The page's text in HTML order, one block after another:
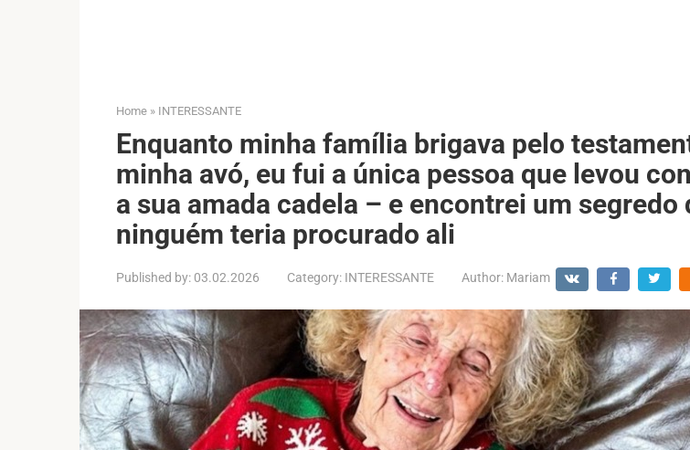
Home » INTERESSANTE
Enquanto minha família brigava pelo
minha avó, eu fui a única pessoa que levou
a sua amada cadela – e encontrei um segredo
ninguém teria procurado ali
Published by: 03.02.2026 Category: INTERESSANTE Author: Mariam